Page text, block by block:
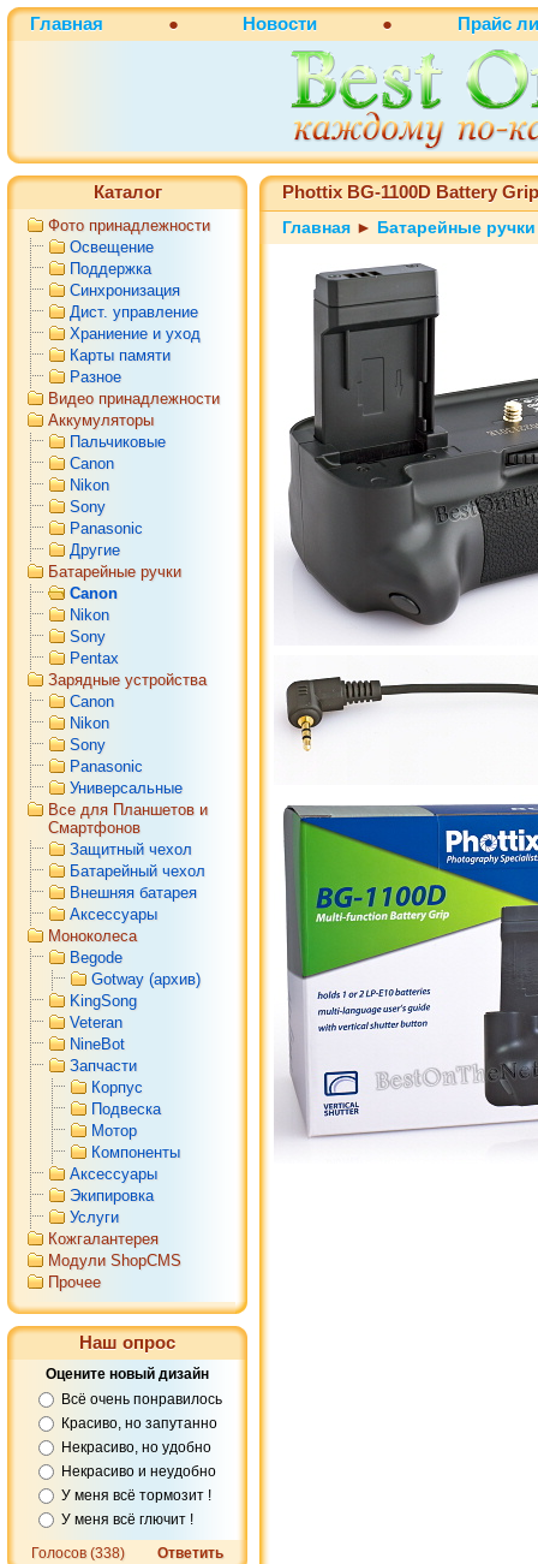
Главная ● Новости ● Прайс
Каталог
Фото принадлежности
Освещение
Поддержка
Синхронизация
Дист. управление
Храниение и уход
Карты памяти
Разное
Видео принадлежности
Аккумуляторы
Пальчиковые
Canon
Nikon
Sony
Panasonic
Другие
Батарейные ручки
Canon
Nikon
Sony
Pentax
Зарядные устройства
Canon
Nikon
Sony
Panasonic
Универсальные
Все для Планшетов и
Смартфонов
Защитный чехол
Батарейный чехол
Внешняя батарея
Аксессуары
Моноколеса
Begode
Gotway (архив)
KingSong
Veteran
NineBot
Запчасти
Корпус
Подвеска
Мотор
Компоненты
Аксессуары
Экипировка
Услуги
Кожгалантерея
Модули ShopCMS
Прочее
Наш опрос
Оцените новый дизайн
Всё очень понравилось
Красиво, но запутанно
Некрасиво, но удобно
Некрасиво и неудобно
У меня всё тормозит !
У меня всё глючит !
Голосов (338)
Ответить
Phottix BG-1100D Battery Grip
Главная ► Батарейные ручки